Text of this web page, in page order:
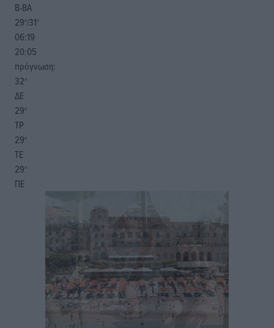
Β-ΒΑ
29°/31°
06:19
20:05
πρόγνωση:
32°
ΔΕ
29°
ΤΡ
29°
ΤΕ
29°
ΠΕ